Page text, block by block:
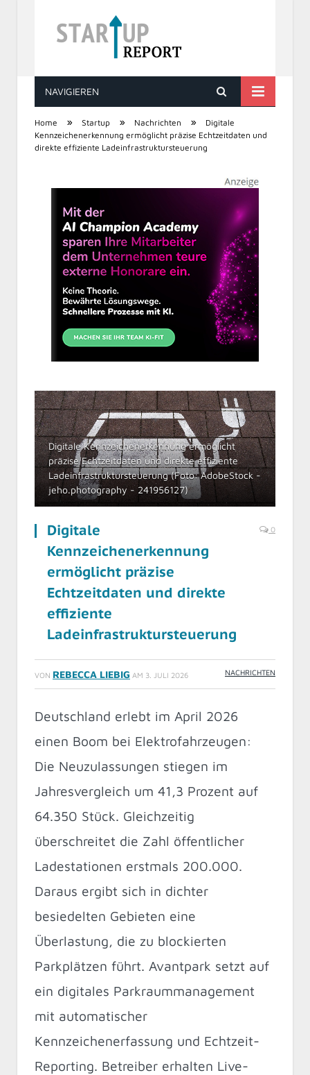
STARTUP REPORT
NAVIGIEREN
Home » Startup » Nachrichten »
Digitale
Kennzeichenerkennung ermöglicht präzise Echtzeitdaten und
direkte effiziente Ladeinfrastruktursteuerung
Digitale Kennzeichenerkennung ermöglicht
präzise Echtzeitdaten und direkte effiziente
Ladeinfrastruktursteuerung (Foto: AdobeStock -
jeho.photography - 241956127)
Digitale
Kennzeichenerkennung
ermöglicht präzise
Echtzeitdaten und direkte
effiziente
Ladeinfrastruktursteuerung
0
VON REBECCA LIEBIG AM 3. JULI 2026 NACHRICHTEN
Deutschland erlebt im April 2026
einen Boom bei Elektrofahrzeugen:
Die Neuzulassungen stiegen im
Jahresvergleich um 41,3 Prozent auf
64.350 Stück. Gleichzeitig
überschreitet die Zahl öffentlicher
Ladestationen erstmals 200.000.
Daraus ergibt sich in dichter
besiedelten Gebieten eine
Überlastung, die zu blockierten
Parkplätzen führt. Avantpark setzt auf
ein digitales Parkraummanagement
mit automatischer
Kennzeichenerfassung und Echtzeit-
Reporting. Betreiber erhalten Live-